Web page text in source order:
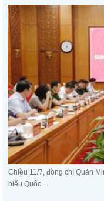
Chiều 11/7, đồng chí Quản
biểu Quốc ...